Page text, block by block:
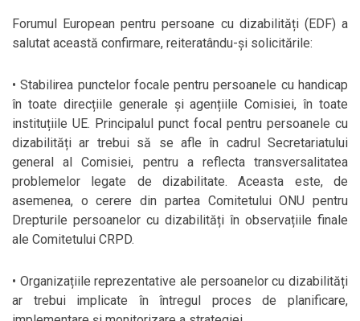
Forumul European pentru persoane cu dizabilități (EDF) a
salutat această confirmare, reiteratându-și solicitările:
• Stabilirea punctelor focale pentru persoanele cu handicap
în toate direcțiile generale și agențiile Comisiei, în toate
instituțiile UE. Principalul punct focal pentru persoanele cu
dizabilități ar trebui să se afle în cadrul Secretariatului
general al Comisiei, pentru a reflecta transversalitatea
problemelor legate de dizabilitate. Aceasta este, de
asemenea, o cerere din partea Comitetului ONU pentru
Drepturile persoanelor cu dizabilități în observațiile finale
ale Comitetului CRPD.
• Organizațiile reprezentative ale persoanelor cu dizabilități
ar trebui implicate în întregul proces de planificare,